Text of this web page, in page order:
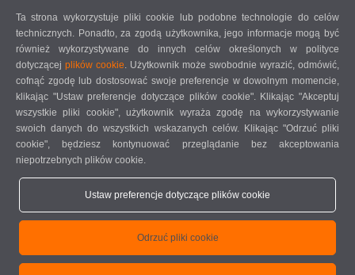
Ogólne warunki sprzedaży
UMOWA O KONSERWACJĘ ZDALNĄ
COOKIE SETTINGS
KODEKS POSTĘPOWANIA DOSTAWCÓW
+49 7041-14 0- mail@elumatec.com
Ta strona wykorzystuje pliki cookie lub podobne technologie do celów
technicznych. Ponadto, za zgodą użytkownika, jego informacje mogą być
również wykorzystywane do innych celów określonych w polityce
dotyczącej plików cookie. Użytkownik może swobodnie wyrazić, odmówić,
cofnąć zgodę lub dostosować swoje preferencje w dowolnym momencie,
klikając "Ustaw preferencje dotyczące plików cookie". Klikając "Akceptuj
wszystkie pliki cookie", użytkownik wyraża zgodę na wykorzystywanie
swoich danych do wszystkich wskazanych celów. Klikając "Odrzuć pliki
cookie", będziesz kontynuować przeglądanie bez akceptowania
niepotrzebnych plików cookie.
Ustaw preferencje dotyczące plików cookie
Odrzuć pliki cookie